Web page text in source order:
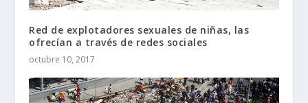
Red de explotadores sexuales de niñas, las
ofrecían a través de redes sociales
octubre 10, 2017